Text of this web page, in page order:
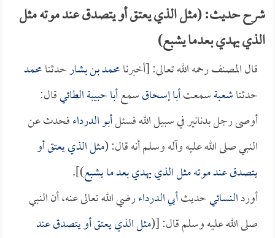
شرح حديث: (مثل الذي يعتق أو يتصدق عند موته مثل
الذي يهدي بعدما يشبع)
قال المصنف رحمه الله تعالى: [أخبرنامحمد بن بشارحدثنامحمد
حدثناشعبةسمعتأبا إسحاقسمعأبا حبيبة الطائيقال:
أوصى رجل بدنانير في سبيل الله فسئلأبو الدرداءفحدث عن
النبي صلى الله عليه وآله وسلم أنه قال: (مثل الذي يعتق أو
يتصدق عند موته مثل الذي يهدي بعد ما يشبع)].
أوردالنسائيحديثأبي الدرداءرضي الله تعالى عنه، أن النبي
صلى الله عليه وسلم قال: [(مثل الذي يعتق أو يتصدق عند